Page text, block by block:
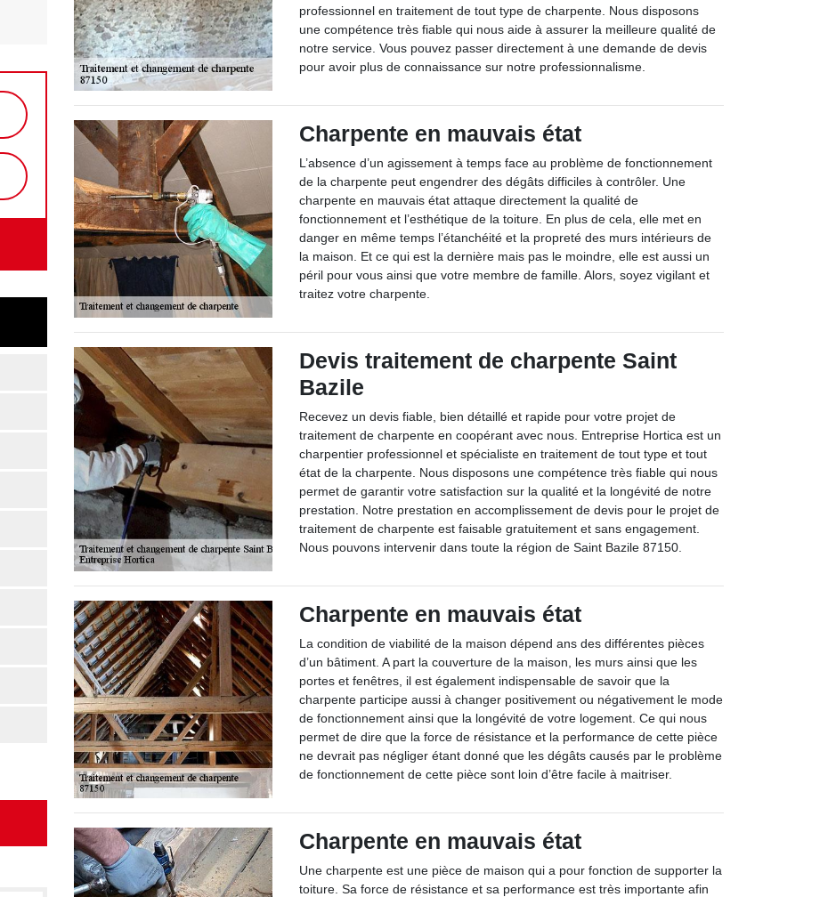
professionnel en traitement de tout type de charpente. Nous disposons
une compétence très fiable qui nous aide à assurer la meilleure qualité de
notre service. Vous pouvez passer directement à une demande de devis
pour avoir plus de connaissance sur notre professionnalisme.
Charpente en mauvais état
L’absence d’un agissement à temps face au problème de fonctionnement
de la charpente peut engendrer des dégâts difficiles à contrôler. Une
charpente en mauvais état attaque directement la qualité de
fonctionnement et l’esthétique de la toiture. En plus de cela, elle met en
danger en même temps l’étanchéité et la propreté des murs intérieurs de
la maison. Et ce qui est la dernière mais pas le moindre, elle est aussi un
péril pour vous ainsi que votre membre de famille. Alors, soyez vigilant et
traitez votre charpente.
Devis traitement de charpente Saint
Bazile
Recevez un devis fiable, bien détaillé et rapide pour votre projet de
traitement de charpente en coopérant avec nous. Entreprise Hortica est un
charpentier professionnel et spécialiste en traitement de tout type et tout
état de la charpente. Nous disposons une compétence très fiable qui nous
permet de garantir votre satisfaction sur la qualité et la longévité de notre
prestation. Notre prestation en accomplissement de devis pour le projet de
traitement de charpente est faisable gratuitement et sans engagement.
Nous pouvons intervenir dans toute la région de Saint Bazile 87150.
Charpente en mauvais état
La condition de viabilité de la maison dépend ans des différentes pièces
d’un bâtiment. A part la couverture de la maison, les murs ainsi que les
portes et fenêtres, il est également indispensable de savoir que la
charpente participe aussi à changer positivement ou négativement le mode
de fonctionnement ainsi que la longévité de votre logement. Ce qui nous
permet de dire que la force de résistance et la performance de cette pièce
ne devrait pas négliger étant donné que les dégâts causés par le problème
de fonctionnement de cette pièce sont loin d’être facile à maitriser.
Charpente en mauvais état
Une charpente est une pièce de maison qui a pour fonction de supporter la
toiture. Sa force de résistance et sa performance est très importante afin